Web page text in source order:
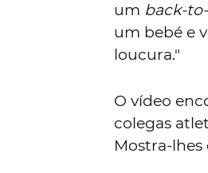
um back-
um bebé e
loucura."
O vídeo
colegas
Mostra-lhes